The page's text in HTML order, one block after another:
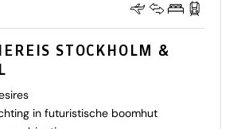
STOCKHOLM &
in futuristische boomhut